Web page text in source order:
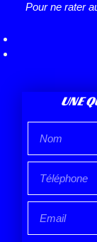
Pour ne rater
UNE